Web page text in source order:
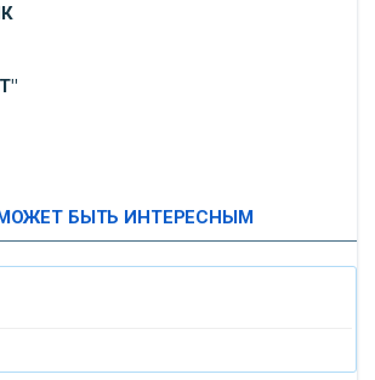
МОЖЕТ БЫТЬ ИНТЕРЕСНЫМ